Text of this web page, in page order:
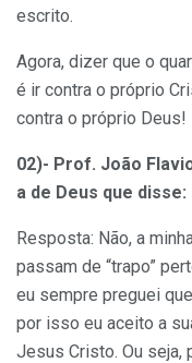
escrito.
Agora, dizer que o
é ir contra o próprio
contra o próprio Deus!
02)- Prof. João
a de Deus que disse:
Resposta: Não, a
passam de “trapo”
eu sempre preguei
por isso eu aceito a
Jesus Cristo. Ou seja,